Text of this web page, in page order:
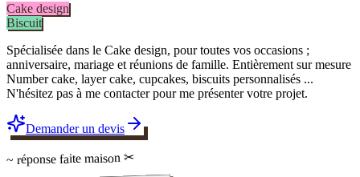
Cake design
Biscuit
Spécialisée dans le Cake design, pour toutes vos occasions ;
anniversaire, mariage et réunions de famille. Entièrement sur mesure
Number cake, layer cake, cupcakes, biscuits personnalisés ...
N'hésitez pas à me contacter pour me présenter votre projet.
Demander un devis
~ réponsefaite maison ✂